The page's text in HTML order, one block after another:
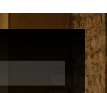
abrufen
eG
Deutschland